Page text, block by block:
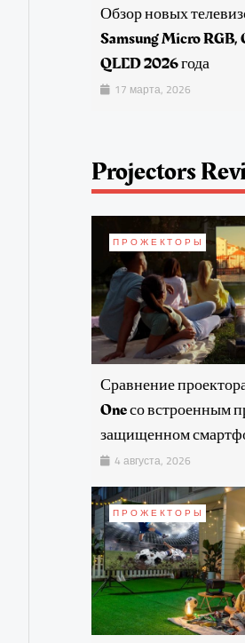
Обзор новых
Samsung Micro RGB,
QLED 2026 года
17 марта, 2026
Projectors
ПРОЖЕКТОРЫ
Сравнение
One со встроенным
защищенном
4 августа, 2026
ПРОЖЕКТОРЫ